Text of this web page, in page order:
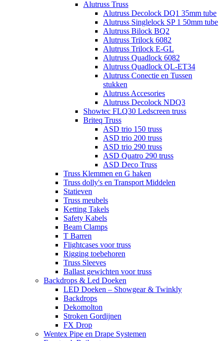
Alutruss Truss
Alutruss Decolock DQ1 35mm tube
Alutruss Singlelock SP 1 50mm tube
Alutruss Bilock BQ2
Alutruss Trilock 6082
Alutruss Trilock E-GL
Alutruss Quadlock 6082
Alutruss Quadlock QL-ET34
Alutruss Conectie en Tussen
stukken
Alutruss Accesories
Alutruss Decolock NDQ3
Showtec FLQ30 Ledscreen truss
Briteq Truss
ASD trio 150 truss
ASD trio 200 truss
ASD trio 290 truss
ASD Quatro 290 truss
ASD Deco Truss
Truss Klemmen en G haken
Truss dolly's en Transport Middelen
Statieven
Truss meubels
Ketting Takels
Safety Kabels
Beam Clamps
T Barren
Flightcases voor truss
Rigging toebehoren
Truss Sleeves
Ballast gewichten voor truss
Backdrops & Led Doeken
LED Doeken – Showgear & Twinkly
Backdrops
Dekomolton
Stroken Gordijnen
FX Drop
Wentex Pipe en Drape Systemen